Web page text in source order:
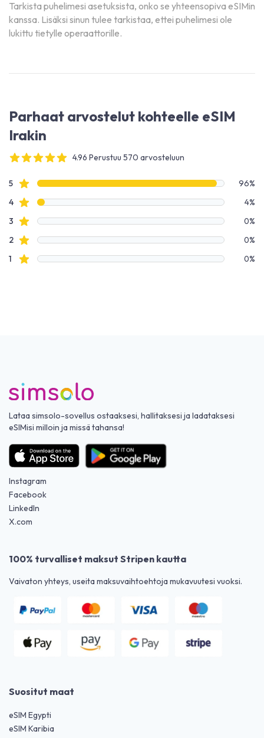
Tarkista puhelimesi asetuksista, onko se yhteensopiva eSIMin
kanssa. Lisäksi sinun tulee tarkistaa, ettei puhelimesi ole
lukittu tietylle operaattorille.
Parhaat arvostelut kohteelle eSIM
Irakin
4.96 Perustuu 570 arvosteluun
Arvostelutiedot
5Tähtiarvostelut
96%
4Tähtiarvostelut
4%
3 Tähtiarvostelut
0%
2Tähtiarvostelut
0%
1 Tähtiarvostelut 0%
Lataa simsolo-sovellus ostaaksesi, hallitaksesi ja ladataksesi
eSIMisi milloin ja missä tahansa!
Instagram
Facebook
LinkedIn
X.com
100% turvalliset maksut Stripen kautta
Vaivaton yhteys, useita maksuvaihtoehtoja mukavuutesi vuoksi.
Suositut maat
eSIM Egypti
eSIM Karibia